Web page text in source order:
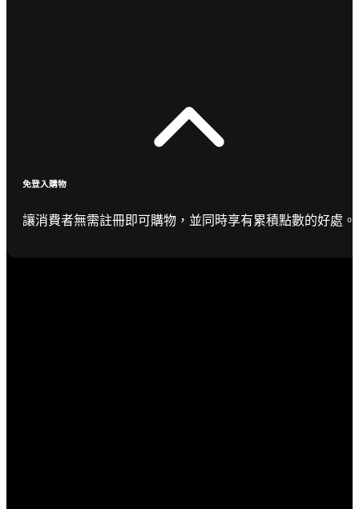
免登入購物
讓消費者無需註冊即可購物，並同時享有累積點數的好處。